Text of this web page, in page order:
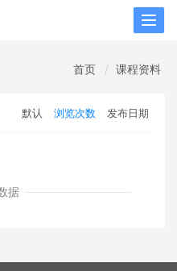
首页 课程资料
默认 浏览次数 发布日期
据